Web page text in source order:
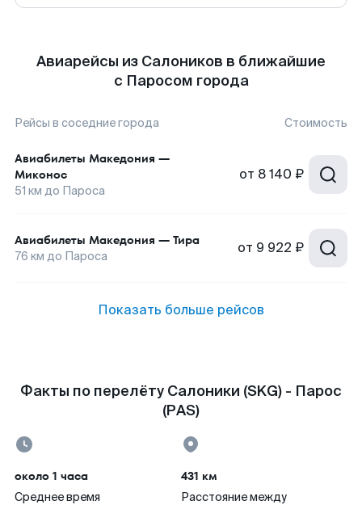
Авиарейсы из Салоников в ближайшие
с Паросом города
Рейсы в соседние города Стоимость
Авиабилеты Македония —
Миконос
51 км до Пароса
от 8 140 ₽
Авиабилеты Македония — Тира
76 км до Пароса от 9 922 ₽
Показать больше рейсов
Факты по перелёту Салоники (SKG) - Парос
(PAS)
около 1 часа
Среднее время
431 км
Расстояние между